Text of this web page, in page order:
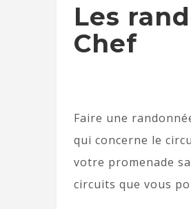
Les
Chef
Faire une
qui concerne le
votre promenade
circuits que vous